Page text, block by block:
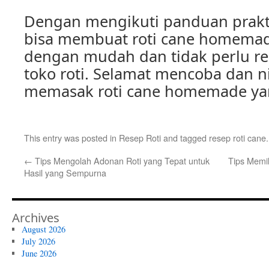
Dengan mengikuti panduan
bisa membuat roti cane
dengan mudah dan tidak perlu
toko roti. Selamat mencoba dan
memasak roti cane homemade
This entry was posted in Resep Rotiand tagged resep roti cane
← Tips Mengolah Adonan Roti yang Tepat untuk
Hasil yang Sempurna
Tips
Archives
August 2026
July 2026
June 2026